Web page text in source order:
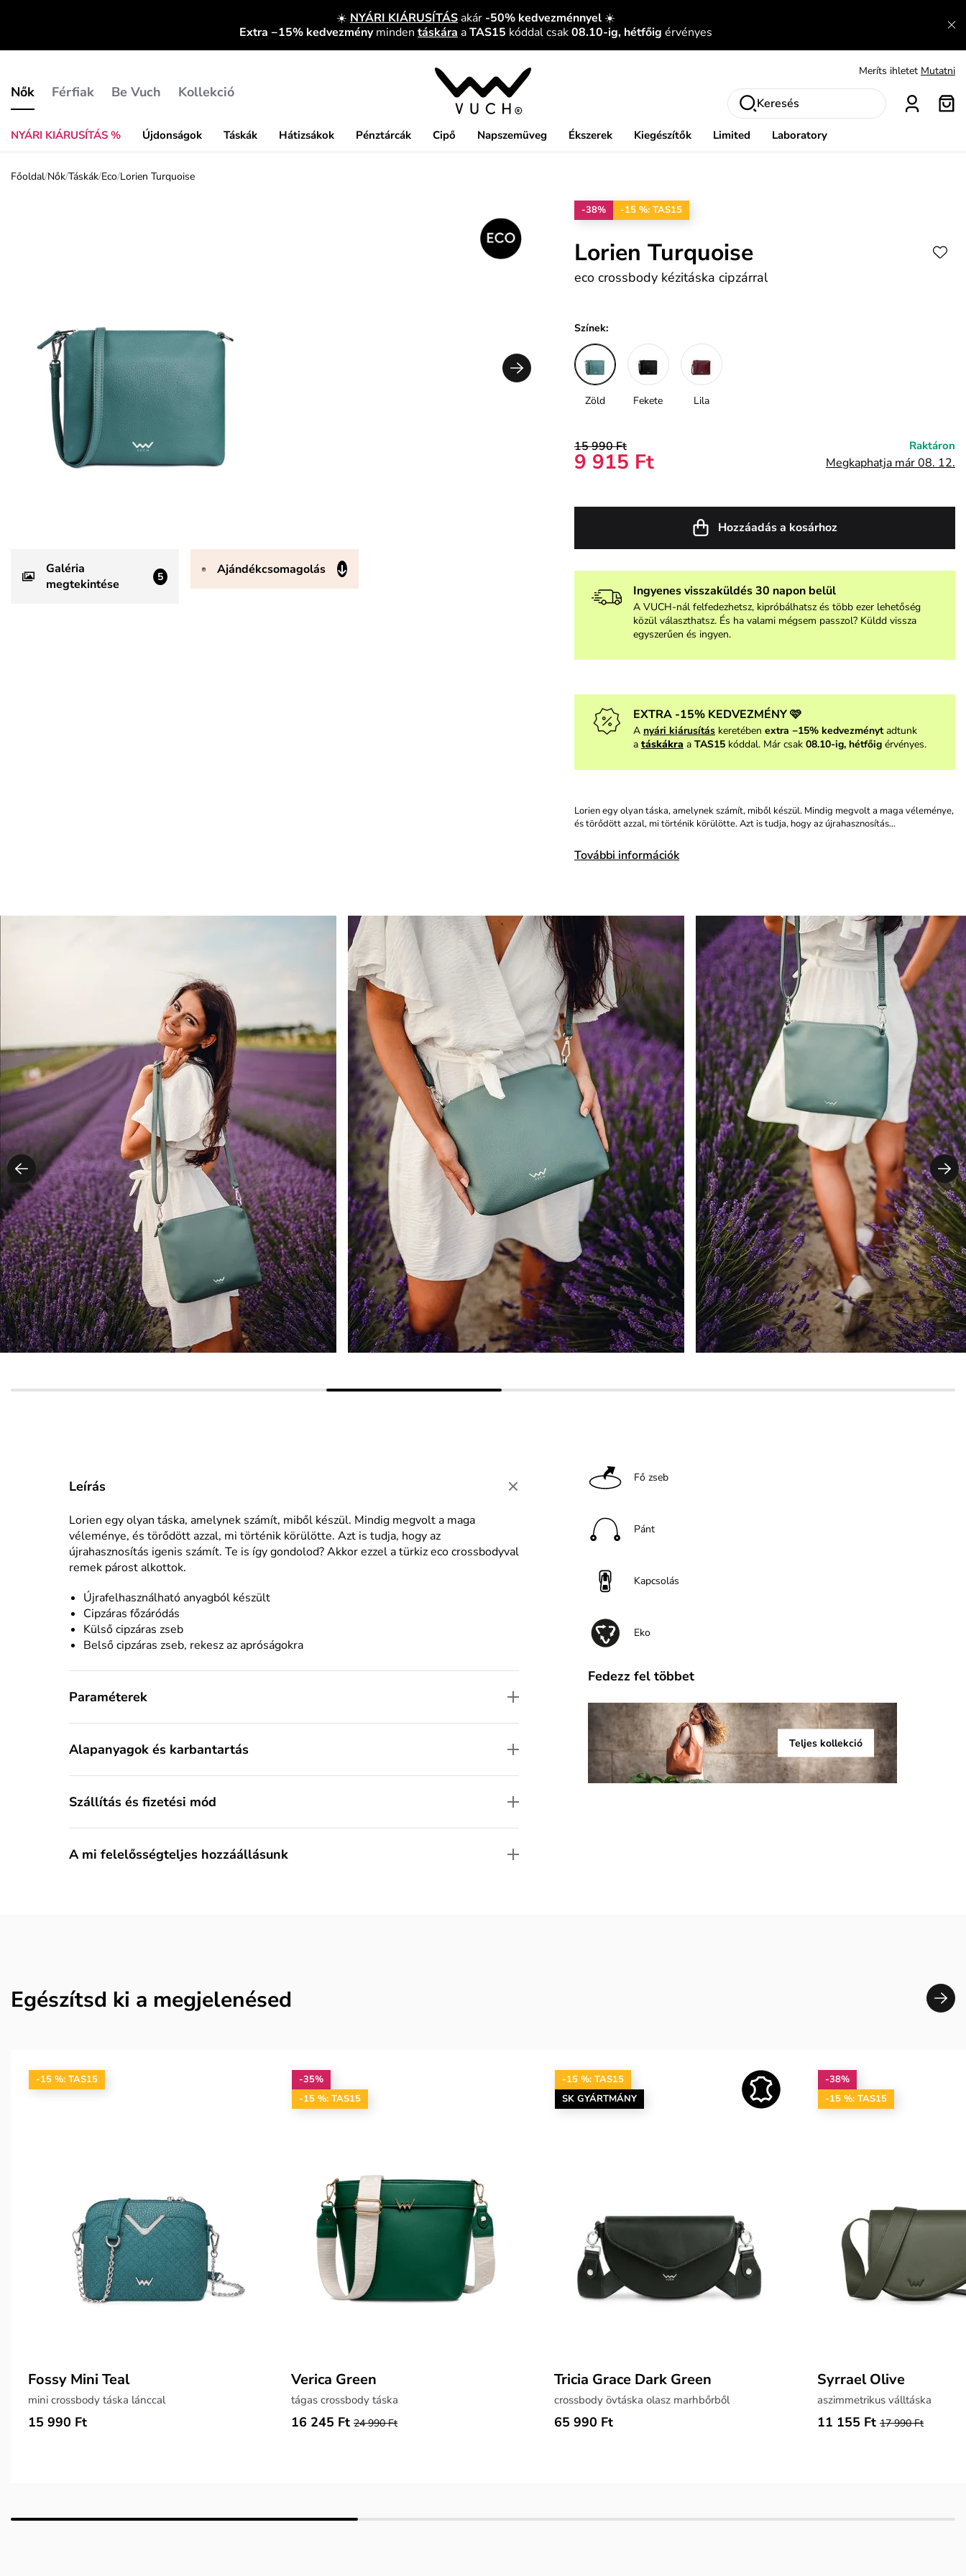
☀️ NYÁRI KIÁRUSÍTÁSakár -50% kedvezménnyel ☀️
Extra −15% kedvezményminden táskára aTAS15 kóddal csak08.10-ig, hétfőig érvényes
Nők
NYÁRI KIÁRUSÍTÁS % Újdonságok Táskák Hátizsákok Pénztárcák Cipő Napszemüveg Ékszerek Kiegészítők Limited Laboratory
Férfiak Be Vuch Kollekció
Ingyenes csere és visszaküldés Megtekintés
Keresés
Főoldal/Nők/Táskák/Eco/Lorien Turquoise
Galéria
megtekintése
5 Ajándékcsomagolás
-38% -15 %: TAS15
Lorien Turquoise
eco crossbody kézitáska cipzárral
Színek:
Zöld Fekete Lila
15 990 Ft
9 915 Ft
Raktáron
Megkaphatja már 08. 12.
Hozzáadás a kosárhoz
Ingyenes visszaküldés 30 napon belül
A VUCH-nál felfedezhetsz, kipróbálhatsz és több ezer lehetőség
közül választhatsz. És ha valami mégsem passzol? Küldd vissza
egyszerűen és ingyen.
EXTRA -15% KEDVEZMÉNY 🩷
A nyári kiárusítás keretében extra −15% kedvezménytadtunk
a táskákra a TAS15kóddal. Már csak08.10-ig, hétfőigérvényes.
Lorien egy olyan táska, amelynek számít, miből készül. Mindig megvolt a maga véleménye,
és törődött azzal, mi történik körülötte. Azt is tudja, hogy az újrahasznosítás…
További információk
Leírás
Lorien egy olyan táska, amelynek számít, miből készül. Mindig megvolt a maga
véleménye, és törődött azzal, mi történik körülötte. Azt is tudja, hogy az
újrahasznosítás igenis számít. Te is így gondolod? Akkor ezzel a türkiz eco crossbodyval
remek párost alkottok.
Újrafelhasználható anyagból készült
Cipzáras főzáródás
Külső cipzáras zseb
Belső cipzáras zseb, rekesz az apróságokra
Paraméterek
Alapanyagok és karbantartás
Szállítás és fizetési mód
A mi felelősségteljes hozzáállásunk
Fő zseb
Pánt
Kapcsolás
Eko
Fedezz fel többet
Teljes kollekció
Egészítsd ki a megjelenésed
-15 %: TAS15
Fossy Mini Teal
mini crossbody táska lánccal
15 990 Ft
-35%
-15 %: TAS15
Verica Green
tágas crossbody táska
16 245 Ft 24 990 Ft
-15 %: TAS15
SK GYÁRTMÁNY
Tricia Grace Dark Green
crossbody övtáska olasz marhbőrből
65 990 Ft
-38%
-15 %: TAS15
Syrrael Olive
aszimmetrikus válltáska
11 155 Ft 17 990 Ft